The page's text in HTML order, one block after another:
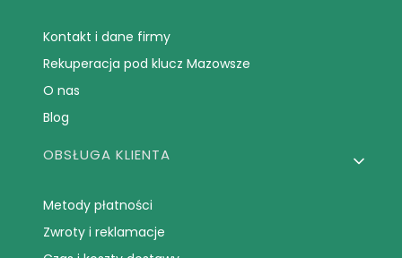
Kontakt i dane firmy
Rekuperacja pod klucz Mazowsze
O nas
Blog
OBSŁUGA KLIENTA
Metody płatności
Zwroty i reklamacje